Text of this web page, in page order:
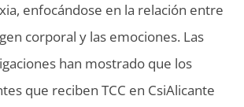
enfocándose en la relación entre
corporal y las emociones. Las
han mostrado que los
que reciben TCC en CsiAlicante